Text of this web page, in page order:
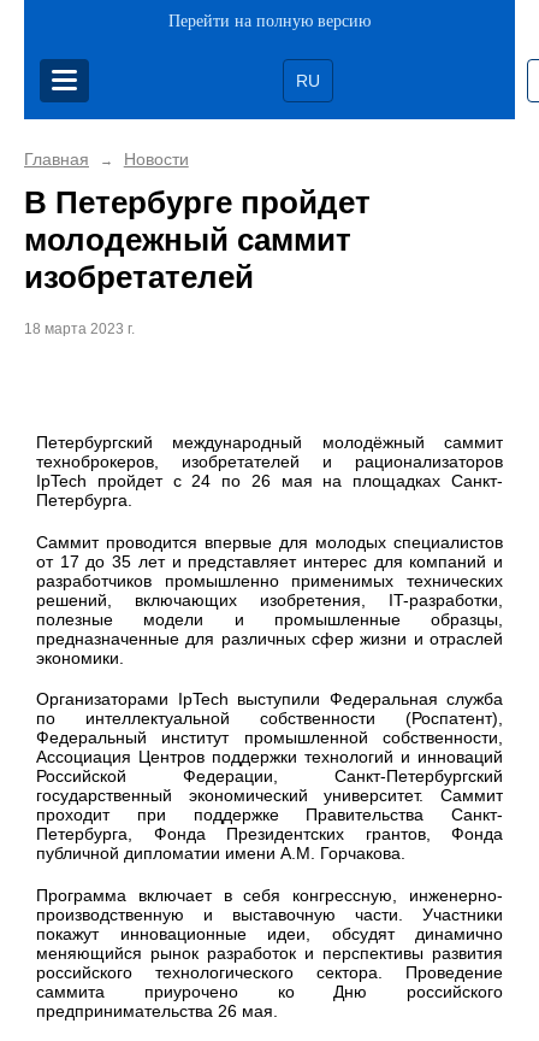
Перейти на полную версию
RU
Главная → Новости
В Петербурге пройдет
молодежный саммит
изобретателей
18 марта 2023 г.
Петербургский международный молодёжный саммит
техноброкеров, изобретателей и рационализаторов
IpTech пройдет с 24 по 26 мая на площадках Санкт-
Петербурга.
Саммит проводится впервые для молодых специалистов
от 17 до 35 лет и представляет интерес для компаний и
разработчиков промышленно применимых технических
решений, включающих изобретения, IT-разработки,
полезные модели и промышленные образцы,
предназначенные для различных сфер жизни и отраслей
экономики.
Организаторами IpTech выступили Федеральная служба
по интеллектуальной собственности (Роспатент),
Федеральный институт промышленной собственности,
Ассоциация Центров поддержки технологий и инноваций
Российской Федерации, Санкт-Петербургский
государственный экономический университет. Саммит
проходит при поддержке Правительства Санкт-
Петербурга, Фонда Президентских грантов, Фонда
публичной дипломатии имени А.М. Горчакова.
Программа включает в себя конгрессную, инженерно-
производственную и выставочную части. Участники
покажут инновационные идеи, обсудят динамично
меняющийся рынок разработок и перспективы развития
российского технологического сектора. Проведение
саммита приурочено ко Дню российского
предпринимательства 26 мая.